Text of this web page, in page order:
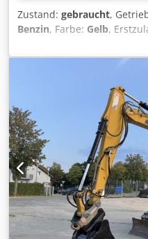
Zustand: gebraucht,
Benzin, Farbe: Gelb,
,
Betriebsstunden:3’700 h,
Schaufel Crjdpezrzf Aofx
Gebrauchtwagen, inkl. Mwst.